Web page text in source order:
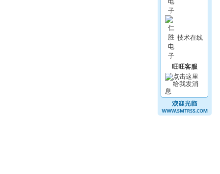
技术在线
旺旺客服